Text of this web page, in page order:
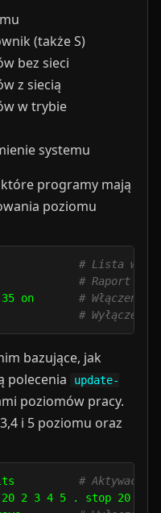
(także S)
bez sieci
z siecią
w trybie
systemu
programy mają
poziomu
--list # Lista
sshd # Raport
35 on #
off #
bazujące, jak
polecenia
update-
poziomów pracy.
i 5 poziomu oraz
defaults # Aktywacja
20 2 3 4 5 . stop 20